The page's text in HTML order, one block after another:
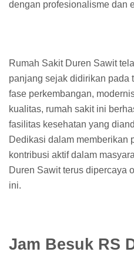
dengan profesionalisme dan
Rumah Sakit Duren Sawit
panjang sejak didirikan pada
fase perkembangan,
kualitas, rumah sakit ini
fasilitas kesehatan yang
Dedikasi dalam memberikan
kontribusi aktif dalam
Duren Sawit terus dipercaya
ini.
Jam Besuk RS